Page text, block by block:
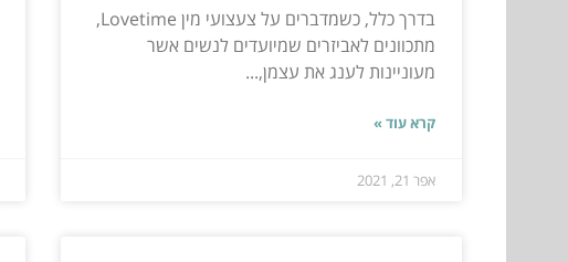
בדרך כלל, כשמדברים על צעצועי מין Lovetime,
מתכוונים לאביזרים שמיועדים לנשים אשר
מעוניינות לענג את עצמן,...
קרא עוד »
אפר 21, 2021